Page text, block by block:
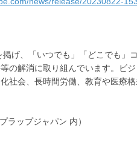
げ、「いつでも」「どこでも」
の解消に取り組んでいます。ビ
社会、長時間労働、教育や医療
ラップジャパン 内）